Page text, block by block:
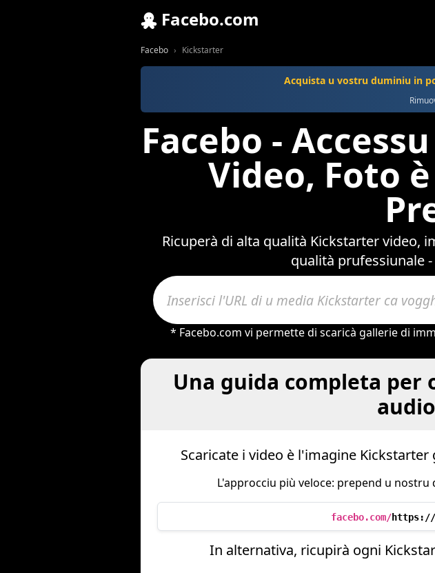
Facebo.com
Facebo Kickstarter
Acquista u vostru duminiu in
Facebo -
Video, Foto
Ricuperà di alta qualità Kickstarter video,
qualità prufessiunale
* Facebo.com vi permette di scaricà gallerie di
Una guida completa
Scaricate i video è l'imagine
L'approcciu più veloce: prepend u
facebo.com/https://
In alternativa, ricupirà ogni